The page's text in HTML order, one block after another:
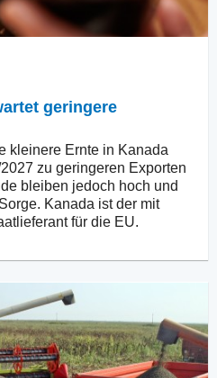
geringere
kleinere Ernte in Kanada
zu geringeren Exporten
bleiben jedoch hoch und
Kanada ist der mit
für die EU.